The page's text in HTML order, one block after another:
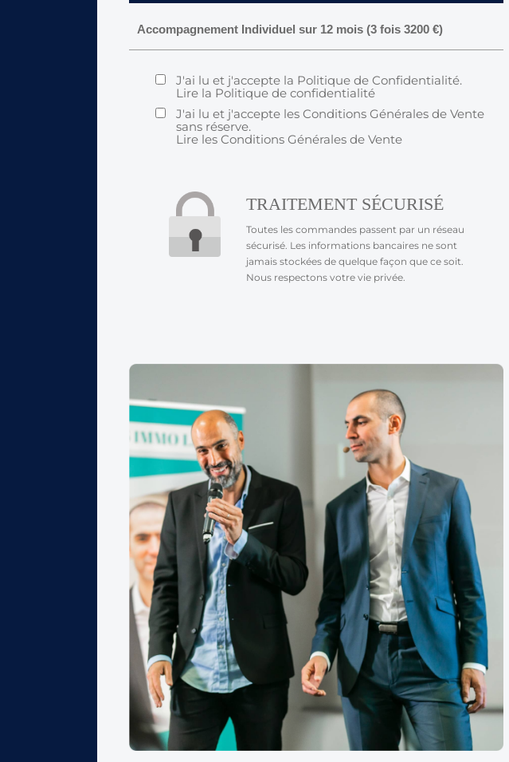
Accompagnement Individuel sur 12 mois (3 fois 3200 €)
J'ai lu et j'accepte la Politique de Confidentialité.
Lire la Politique de confidentialité
J'ai lu et j'accepte les Conditions Générales de Vente
sans réserve.
Lire les Conditions Générales de Vente
TRAITEMENT SÉCURISÉ
Toutes les commandes passent par un réseau
sécurisé. Les informations bancaires ne sont
jamais stockées de quelque façon que ce soit.
Nous respectons votre vie privée.